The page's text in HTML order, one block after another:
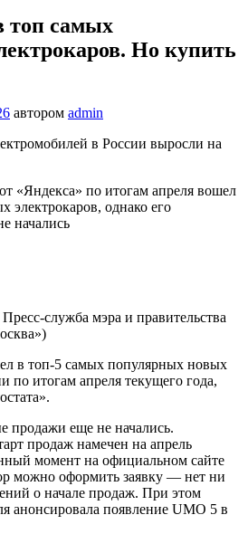
топ самых
Но купить
автором admin
в России выросли на
«Яндекса» по итогам апреля вошел
электрокаров, однако его
начались
служба мэра и правительства
в топ-5 самых популярных новых
по итогам апреля текущего года,
продажи еще не начались.
продаж намечен на апрель
момент на официальном сайте
можно оформить заявку — нет ни
о начале продаж. При этом
анонсировала появление UMO 5 в